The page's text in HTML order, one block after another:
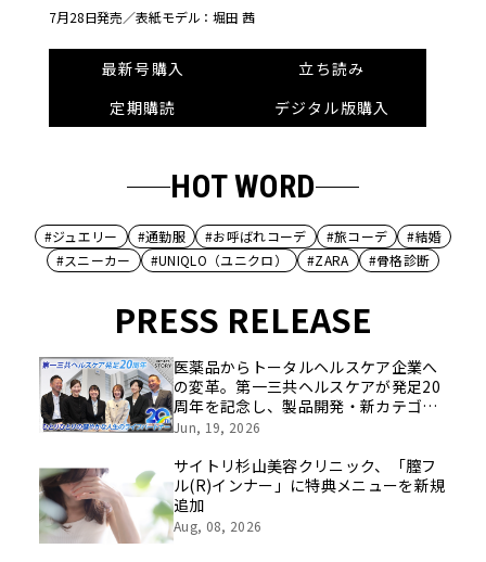
7月28日発売／表紙モデル：堀田 茜
最新号購入
立ち読み
定期購読
デジタル版購入
HOT WORD
#ジュエリー #通勤服 #お呼ばれコーデ #旅コーデ
#結婚
#スニーカー
#UNIQLO（ユニクロ） #ZARA #骨格診断
PRESS RELEASE
医薬品からトータルヘルスケア企業へ
の変革。第一三共ヘルスケアが発足20
周年を記念し、製品開発・新カテゴリ
挑戦の舞台や旧社統合時のエピソード
像を公開！
Jun, 19, 2026
サイトリ杉山美容クリニック、「膣フ
ル(R)インナー」に特典メニューを新規
追加
Aug, 08, 2026